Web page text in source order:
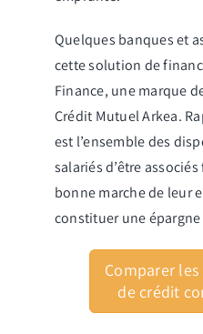
Quelques banques et
cette solution de
Finance, une marque
Crédit Mutuel Arkea.
est l’ensemble des
salariés d’être
bonne marche de leur
constituer une épargne
Comparer
de crédit